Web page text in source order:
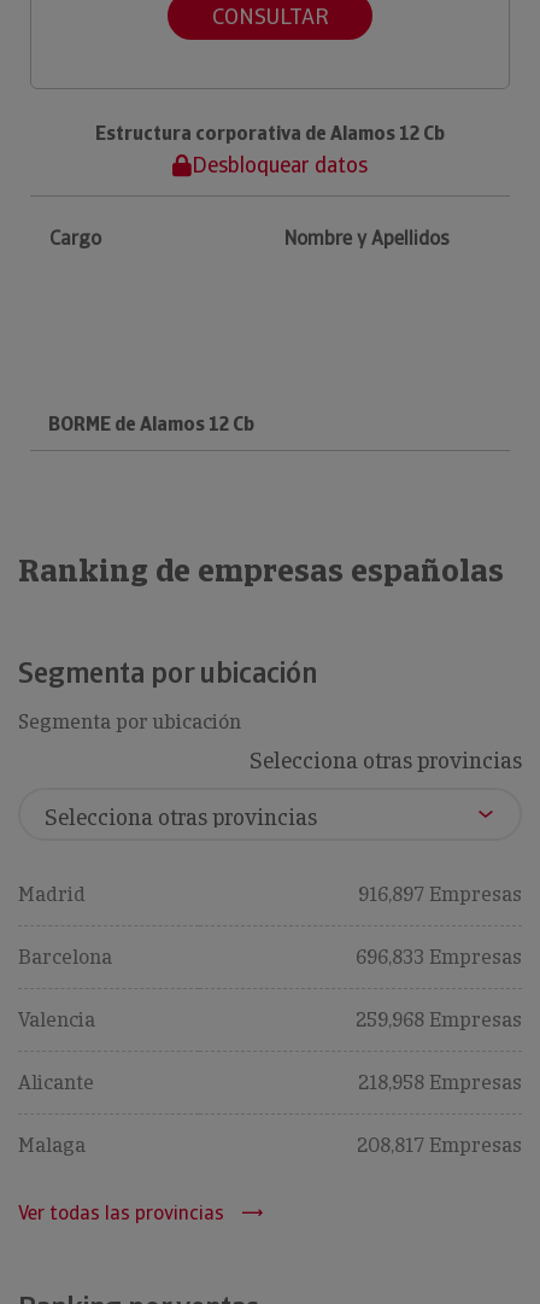
CONSULTAR
Estructura corporativa de Alamos 12 Cb
Desbloquear datos
Cargo Nombre y Apellidos
BORME de Alamos 12 Cb
Ranking de empresas españolas
Segmenta por ubicación
Segmenta por ubicación
Selecciona otras provincias
Madrid 916,897 Empresas
Barcelona 696,833 Empresas
Valencia 259,968 Empresas
Alicante 218,958 Empresas
Malaga 208,817 Empresas
Ver todas las provincias